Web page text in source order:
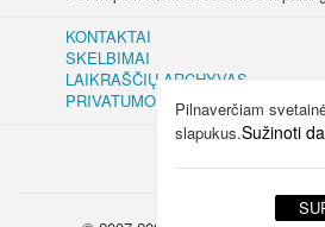
KONTAKTAI
SKELBIMAI
LAIKRAŠČIŲ ARCHYVAS
PRIVATUMO IR SLAPUKŲ POLITIKA
Pilnaverčiam
slapukus.Sužinoti